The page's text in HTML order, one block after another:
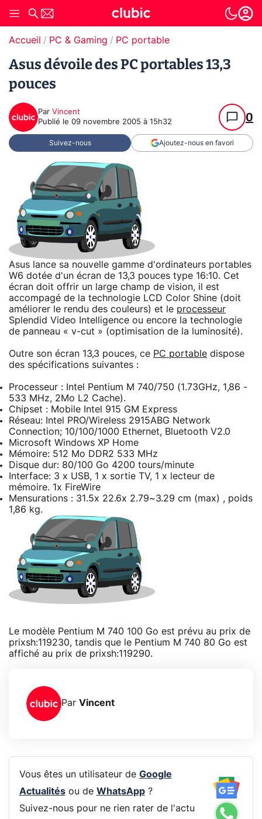
Accueil PC & Gaming PC portable
Asus dévoile des PC portables 13,3
pouces
Par Vincent
Publié le 09 novembre 2005 à 15h32 0
Suivez-nous Ajoutez-nous en favori
Asus lance sa nouvelle gamme d'ordinateurs portables
W6 dotée d'un écran de 13,3 pouces type 16:10. Cet
écran doit offrir un large champ de vision, il est
accompagé de la technologie LCD Color Shine (doit
améliorer le rendu des couleurs) et le processeur
Splendid Video Intelligence ou encore la technologie
de panneau « v-cut » (optimisation de la luminosité).
Outre son écran 13,3 pouces, ce PC portable dispose
des spécifications suivantes :
Processeur : Intel Pentium M 740/750 (1.73GHz, 1,86 -
533 MHz, 2Mo L2 Cache).
Chipset : Mobile Intel 915 GM Express
Réseau: Intel PRO/Wireless 2915ABG Network
Connection; 10/100/1000 Ethernet, Bluetooth V2.0
Microsoft Windows XP Home
Mémoire: 512 Mo DDR2 533 MHz
Disque dur: 80/100 Go 4200 tours/minute
Interface: 3 x USB, 1 x sortie TV, 1 x lecteur de
mémoire. 1x FireWire
Mensurations : 31.5x 22.6x 2.79~3.29 cm (max) , poids
1,86 kg.
Le modèle Pentium M 740 100 Go est prévu au prix de
prixsh:119230, tandis que le Pentium M 740 80 Go est
affiché au prix de prixsh:119290.
Par Vincent
Vous êtes un utilisateur de Google
Actualitésou de WhatsApp?
Suivez-nous pour ne rien rater de l'actu